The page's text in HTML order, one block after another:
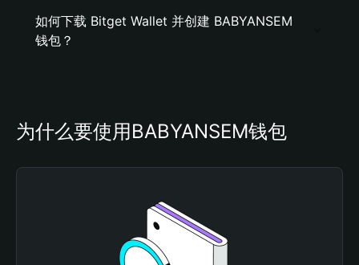
如何下载 Bitget Wallet 并创建 BABYANSEM
钱包？
为什么要使用BABYANSEM钱包